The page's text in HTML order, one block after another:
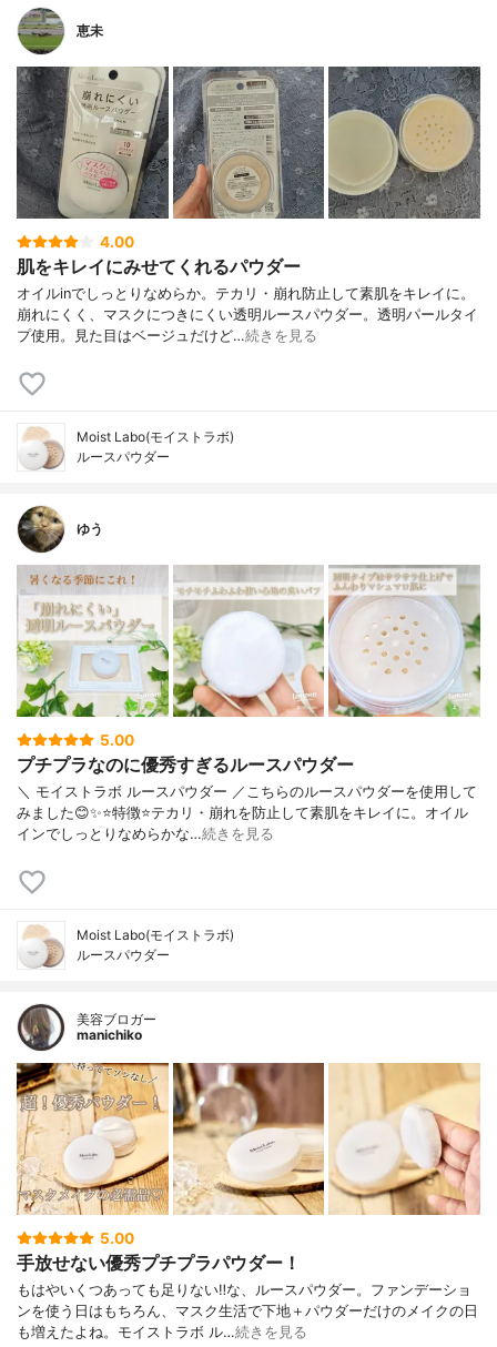
恵未
4.00
肌をキレイにみせてくれるパウダー
オイルinでしっとりなめらか。テカリ・崩れ防止して素肌をキレイに。
崩れにくく、マスクにつきにくい透明ルースパウダー。透明パールタイ
プ使用。見た目はベージュだけど…続きを見る
Moist Labo(モイストラボ)
ルースパウダー
ゆう
5.00
プチプラなのに優秀すぎるルースパウダー
＼ モイストラボ ルースパウダー ／こちらのルースパウダーを使用して
みました😊✨⭐️特徴⭐️テカリ・崩れを防止して素肌をキレイに。オイル
インでしっとりなめらかな…続きを見る
Moist Labo(モイストラボ)
ルースパウダー
美容ブロガー
manichiko
5.00
手放せない優秀プチプラパウダー！
もはやいくつあっても足りない‼︎な、ルースパウダー。ファンデーショ
ンを使う日はもちろん、マスク生活で下地＋パウダーだけのメイクの日
も増えたよね。モイストラボ ル…続きを見る